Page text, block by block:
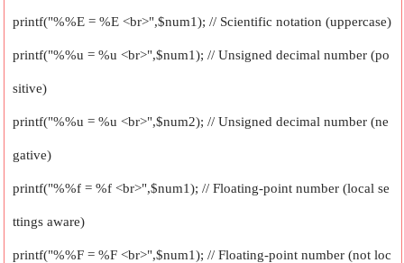
printf("%%E = %E <br>",$num1); // Scientific notation (uppercase)
printf("%%u = %u <br>",$num1); // Unsigned decimal number (po
sitive)
printf("%%u = %u <br>",$num2); // Unsigned decimal number (ne
gative)
printf("%%f = %f <br>",$num1); // Floating-point number (local se
ttings aware)
printf("%%F = %F <br>",$num1); // Floating-point number (not loc